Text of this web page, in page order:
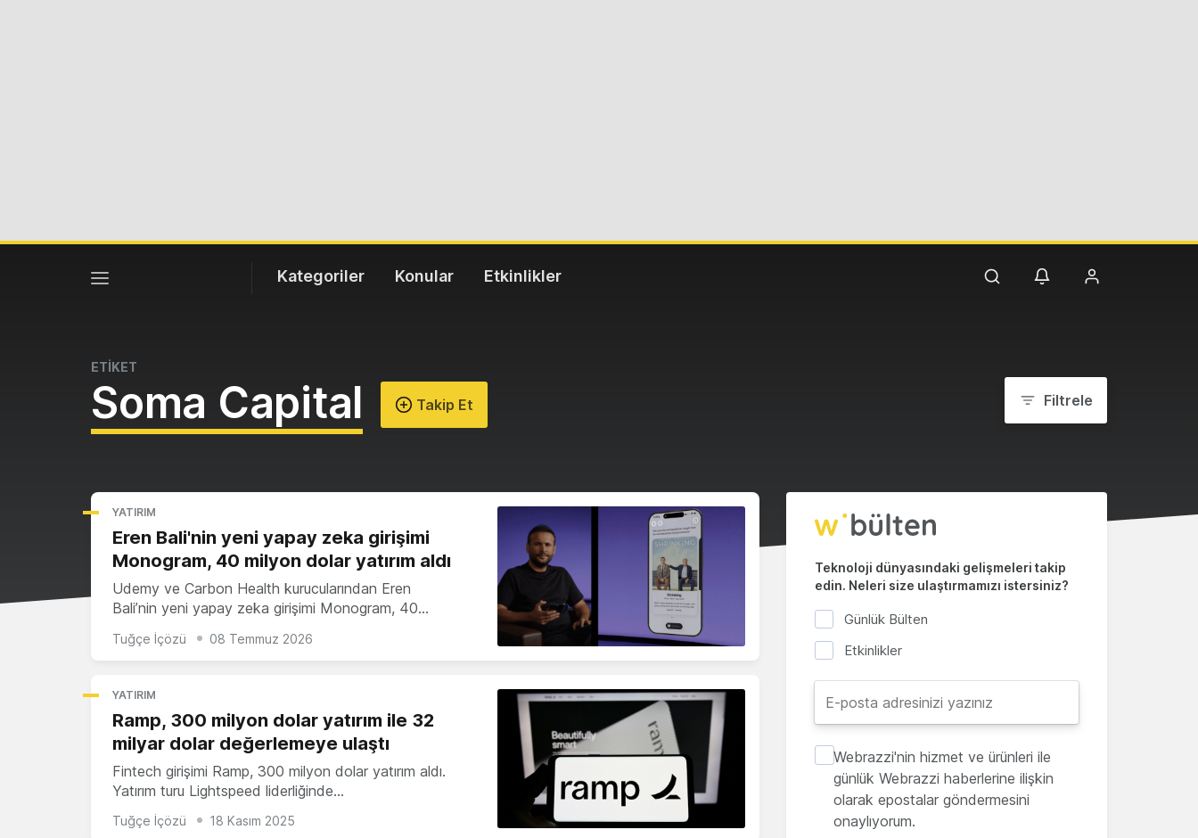
Kategoriler Konular Etkinlikler
ETİKET
Soma Capital Takip Et Filtrele
YATIRIM
Eren Bali'nin yeni yapay zeka girişimi
Monogram, 40 milyon dolar yatırım aldı
Udemy ve Carbon Health kurucularından Eren
Bali’nin yeni yapay zeka girişimi Monogram, 40…
Tuğçe İçözü 08 Temmuz 2026
YATIRIM
Ramp, 300 milyon dolar yatırım ile 32
milyar dolar değerlemeye ulaştı
Fintech girişimi Ramp, 300 milyon dolar yatırım aldı.
Yatırım turu Lightspeed liderliğinde…
Tuğçe İçözü 18 Kasım 2025
Teknoloji dünyasındaki gelişmeleri takip
edin. Neleri size ulaştırmamızı istersiniz?
Günlük Bülten
Etkinlikler
Webrazzi'nin hizmet ve ürünleri ile
günlük Webrazzi haberlerine ilişkin
olarak epostalar göndermesini
onaylıyorum.